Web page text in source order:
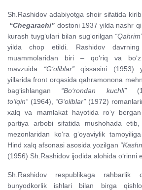
Sh.Rashidov adabiyotga shoir sifatida
“Chegarachi” dostoni 1937 yilda nashr
kurash tuyg‘ulari bilan sug‘orilgan
yilda chop etildi. Rashidov davrning
muammolaridan biri – qo‘riq va bo‘z
mavzuida “G‘oliblar”qissasini (1953)
yillarida front orqasida qahramonona
bag‘ishlangan “Bo‘rondan kuchli”
to‘lqin” (1964), “G‘oliblar” (1972)
xalq va mamlakat hayotida ro‘y
partiya arbobi sifatida mushohada etib,
mezonlaridan ko‘ra g‘oyaviylik
Hind xalq afsonasi asosida yozilgan
(1956) Sh.Rashidov ijodida alohida o‘rinni
Sh.Rashidov respublikaga rahbarlik
bunyodkorlik ishlari bilan birga